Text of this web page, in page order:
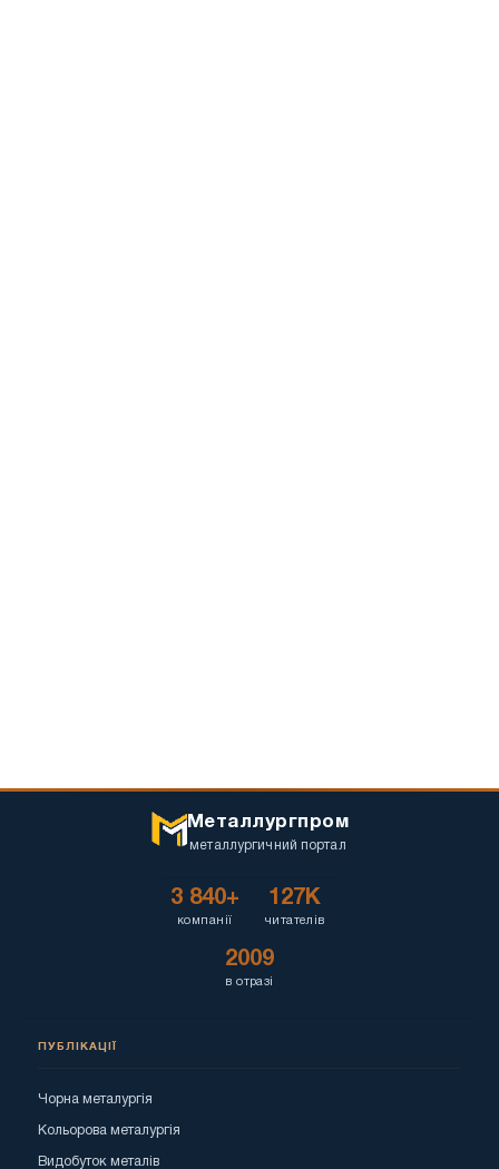
Металлургпром
металлургичний портал
3 840+
компанії
127K
читателів
2009
в отразі
ПУБЛІКАЦІЇ
Чорна металургія
Кольорова металургія
Видобуток металів